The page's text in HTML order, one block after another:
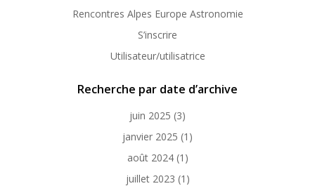
Rencontres Alpes Europe Astronomie
S’inscrire
Utilisateur/utilisatrice
Recherche par date d’archive
juin 2025 (3)
janvier 2025 (1)
août 2024(1)
juillet 2023 (1)